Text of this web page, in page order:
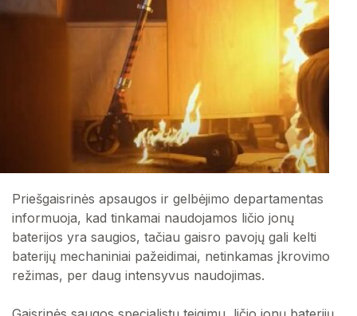
Priešgaisrinės apsaugos ir gelbėjimo departamentas
informuoja, kad tinkamai naudojamos ličio jonų
baterijos yra saugios, tačiau gaisro pavojų gali kelti
baterijų mechaniniai pažeidimai, netinkamas įkrovimo
režimas, per daug intensyvus naudojimas.